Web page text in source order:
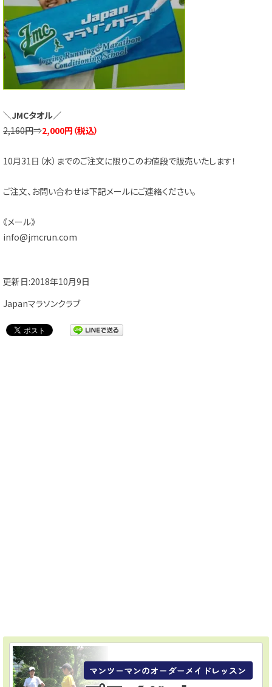
＼JMCタオル／
2,160円⇒2,000円（税込）
10月31日（水）までのご注文に限りこのお値段で販売いたします！
ご注文、お問い合わせは下記メールにご連絡ください。
《メール》
info@jmcrun.com
更新日:2018年10月9日
Japanマラソンクラブ